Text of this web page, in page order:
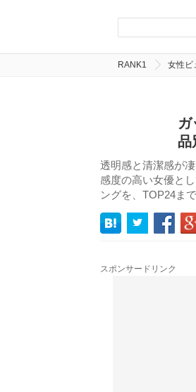
RANK1 女性ビ
ガ
品
透明感と清潔感が
感度の高い女優と
ングを、TOP24ま
スポンサードリンク